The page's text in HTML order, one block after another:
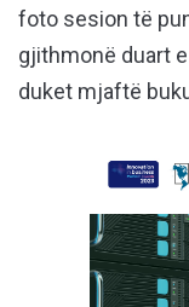
foto sesion të
gjithmonë duart
duket mjaftë